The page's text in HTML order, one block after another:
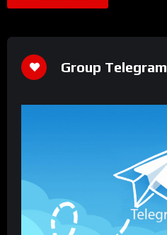
Group Telegram